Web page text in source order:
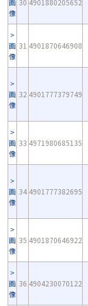
画
像
30 4901880205652
画
像
31 4901870646908
画
像
32 4901777379749
画
像
33 4971980685135
画
像
34 4901777382695
画
像
35 4901870646922
画
像
36 4904230070122